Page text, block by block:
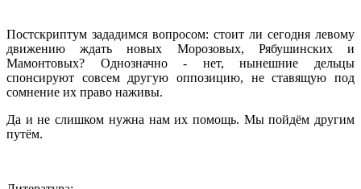
Постскриптум зададимся вопросом: стоит ли сегодня левому
движению ждать новых Морозовых, Рябушинских и
Мамонтовых? Однозначно - нет, нынешние дельцы
спонсируют совсем другую оппозицию, не ставящую под
сомнение их право наживы.
Да и не слишком нужна нам их помощь. Мы пойдём другим
путём.